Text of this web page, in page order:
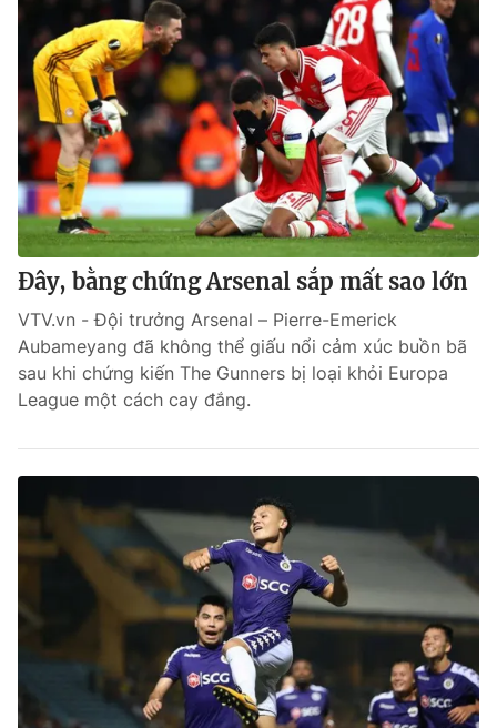
Đây, bằng chứng Arsenal sắp mất sao lớn
VTV.vn - Đội trưởng Arsenal – Pierre-Emerick
Aubameyang đã không thể giấu nổi cảm xúc buồn bã
sau khi chứng kiến The Gunners bị loại khỏi Europa
League một cách cay đắng.